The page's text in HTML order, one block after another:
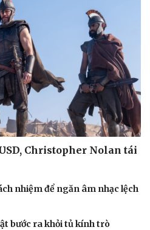
Christopher Nolan tái
nhiệm để ngăn âm nhạc lệch
bước ra khỏi tủ kính trò